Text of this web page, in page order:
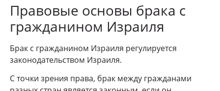
Правовые основы брака с
гражданином Израиля
Брак с гражданином Израиля регулируется
законодательством Израиля.
С точки зрения права, брак между гражданами